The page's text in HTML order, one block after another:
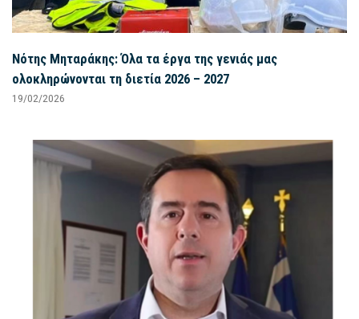
Νότης Μηταράκης: Όλα τα έργα της γενιάς μας
ολοκληρώνονται τη διετία 2026 – 2027
19/02/2026